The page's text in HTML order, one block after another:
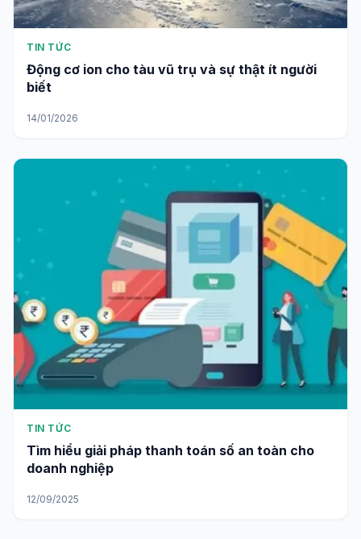
TIN TỨC
Động cơ ion cho tàu vũ trụ và sự thật ít người
biết
14/01/2026
TIN TỨC
Tìm hiểu giải pháp thanh toán số an toàn cho
doanh nghiệp
12/09/2025